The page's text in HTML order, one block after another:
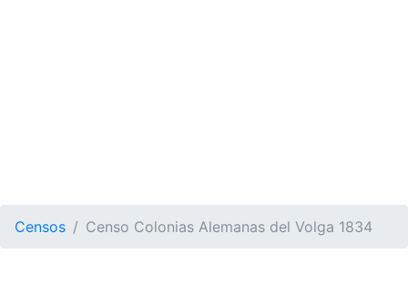
Censos Censo Colonias Alemanas del Volga 1834